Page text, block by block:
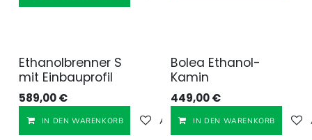
Ethanolbrenner S
mit Einbauprofil
589,00€
IN DEN WARENKORB Auf die Wunschliste
Bolea Ethanol-
Kamin
449,00€
IN DEN WARENKORB